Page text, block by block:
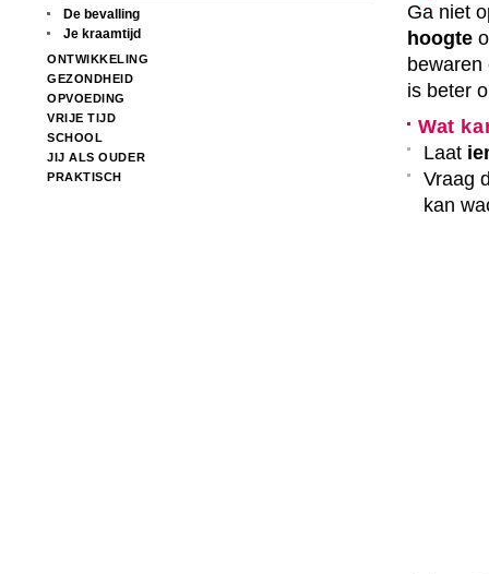
De bevalling
Je kraamtijd
ONTWIKKELING
GEZONDHEID
OPVOEDING
VRIJE TIJD
SCHOOL
JIJ ALS OUDER
PRAKTISCH
Ga niet
hoogte
is beter
Wat
Laat
Vraag
kan